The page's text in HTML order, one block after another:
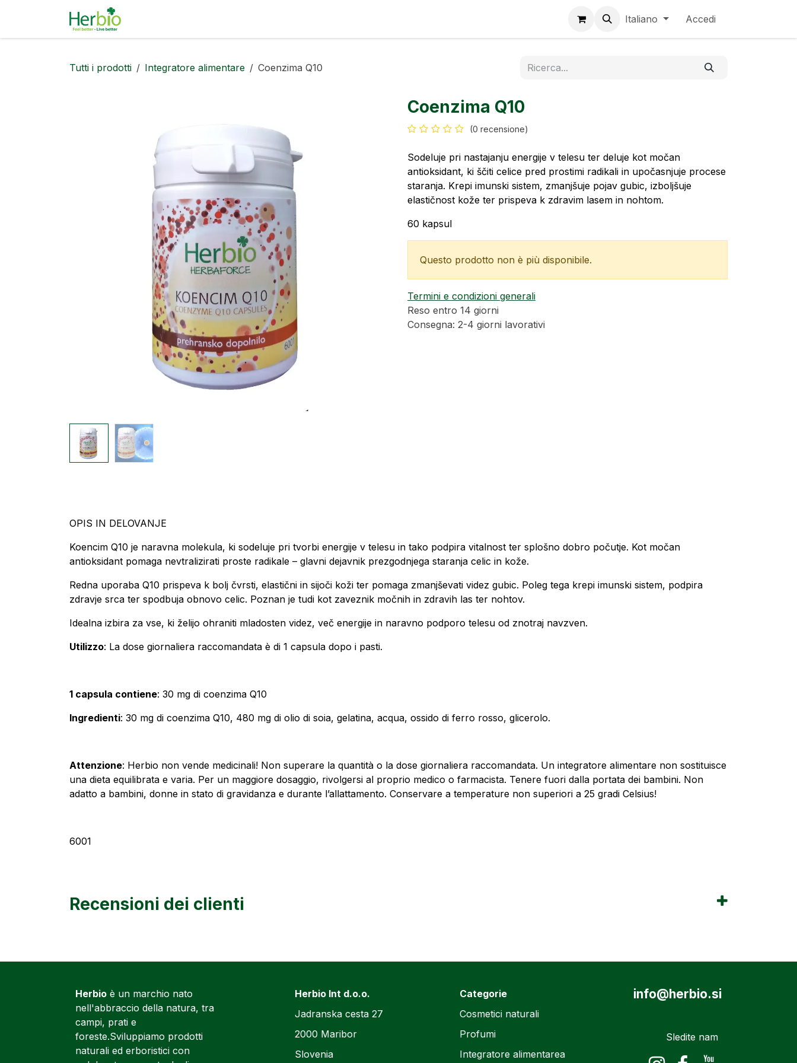
Italiano Accedi
Tutti i prodotti Integratore alimentare Coenzima Q10
Coenzima Q10
(0 recensione)
Sodeluje pri nastajanju energije v telesu ter deluje kot močan
antioksidant, ki ščiti celice pred prostimi radikali in upočasnjuje procese
staranja. Krepi imunski sistem, zmanjšuje pojav gubic, izboljšuje
elastičnost kože ter prispeva k zdravim lasem in nohtom.
60 kapsul
Questo prodotto non è più disponibile.
Termini e condizioni generali
Reso entro 14 giorni
Consegna: 2-4 giorni lavorativi
OPIS IN DELOVANJE
Koencim Q10 je naravna molekula, ki sodeluje pri tvorbi energije v telesu in tako podpira vitalnost ter splošno dobro počutje. Kot močan
antioksidant pomaga nevtralizirati proste radikale – glavni dejavnik prezgodnjega staranja celic in kože.
Redna uporaba Q10 prispeva k bolj čvrsti, elastični in sijoči koži ter pomaga zmanjševati videz gubic. Poleg tega krepi imunski sistem, podpira
zdravje srca ter spodbuja obnovo celic. Poznan je tudi kot zaveznik močnih in zdravih las ter nohtov.
Idealna izbira za vse, ki želijo ohraniti mladosten videz, več energije in naravno podporo telesu od znotraj navzven.
Utilizzo: La dose giornaliera raccomandata è di 1 capsula dopo i pasti.
1 capsula contiene: 30 mg di coenzima Q10
Ingredienti: 30 mg di coenzima Q10, 480 mg di olio di soia, gelatina, acqua, ossido di ferro rosso, glicerolo.
Attenzione: Herbio non vende medicinali! Non superare la quantità o la dose giornaliera raccomandata. Un integratore alimentare non sostituisce
una dieta equilibrata e varia. Per un maggiore dosaggio, rivolgersi al proprio medico o farmacista. Tenere fuori dalla portata dei bambini. Non
adatto a bambini, donne in stato di gravidanza e durante l’allattamento. Conservare a temperature non superiori a 25 gradi Celsius!
6001
Recensioni dei clienti
Herbio è un marchio nato
nell'abbraccio della natura, tra
campi, prati e
foreste.Sviluppiamo prodotti
naturali ed erboristici con
Herbio Int d.o.o.
Jadranska cesta 27
2000 Maribor
Slovenia
Categorie
Cosmetici naturali
Profumi
Integratore alimentarea
info@herbio.si
Sledite nam